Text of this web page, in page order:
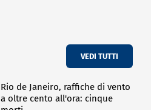
VEDI TUTTI
Rio de Janeiro, raffiche di vento
a oltre cento all'ora: cinque